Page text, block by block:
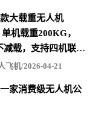
大载重无人机
机载重200KG，
减载，支持四机联吊
飞机/2026-04-21
家消费级无人机公